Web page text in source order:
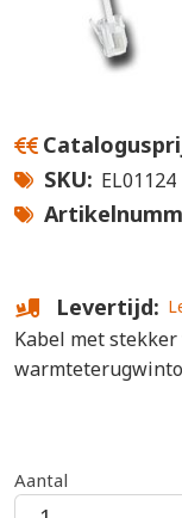
SKU EL01124
Levertijd
Kabel met
Aantal